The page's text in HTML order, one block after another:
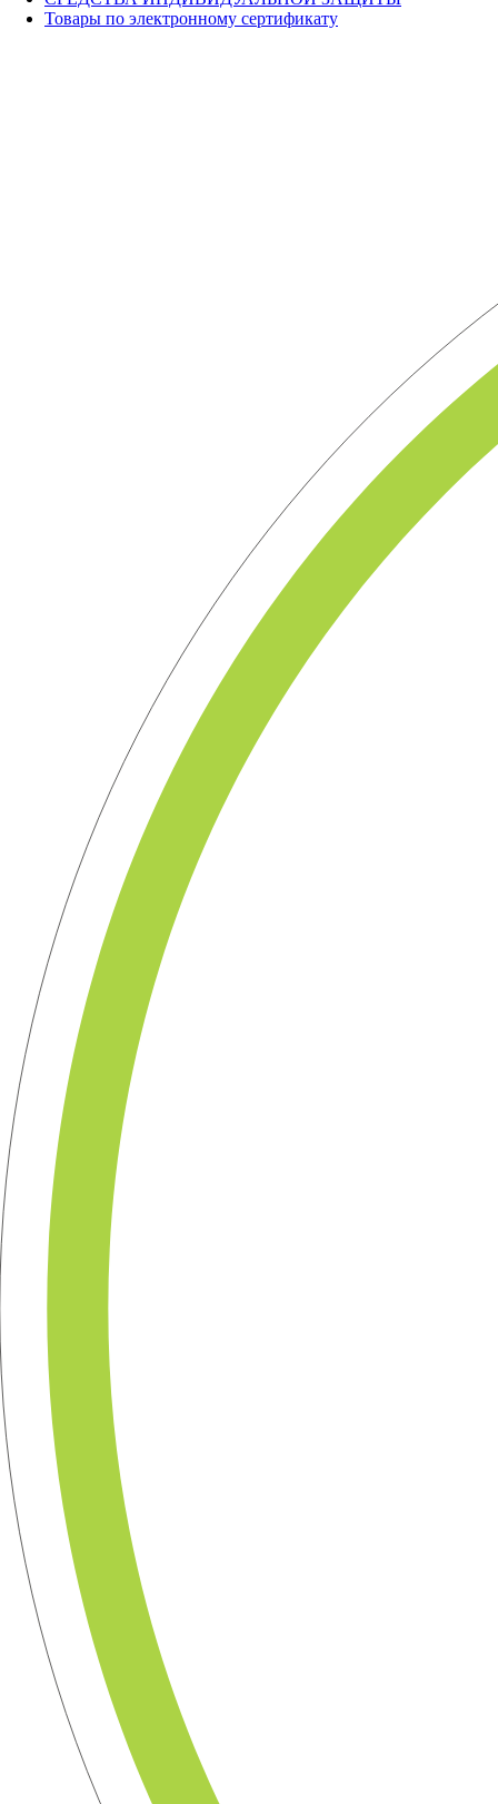
Товары по электронному сертификату